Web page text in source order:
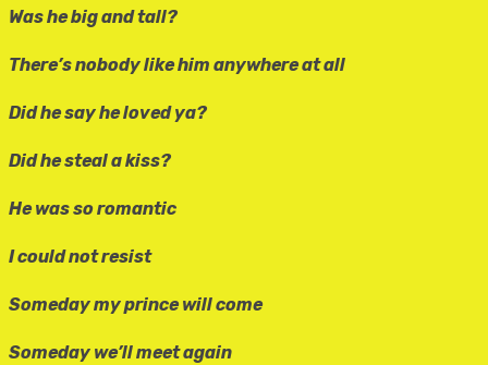
Was he big and tall?
There’s nobody like him anywhere at all
Did he say he loved ya?
Did he steal a kiss?
He was so romantic
I could not resist
Someday my prince will come
Someday we’ll meet again